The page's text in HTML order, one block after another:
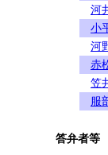
河
小
河
赤
笠
服
答弁者等